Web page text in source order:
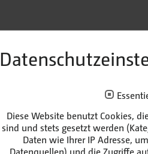
Mitarbeiterportal
Diese Website benutzt Cookies,
sind und stets gesetzt werden
Daten wie Ihrer IP Adresse,
Datenquellen) und die Zugriffe